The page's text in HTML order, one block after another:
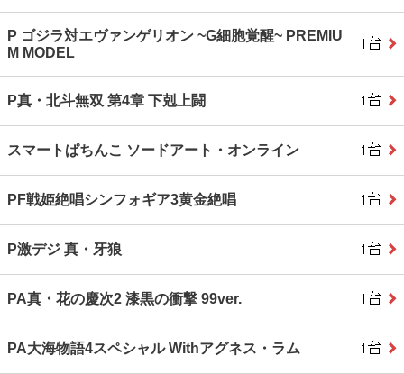
P ゴジラ対エヴァンゲリオン ~G細胞覚醒~ PREMIU
M MODEL
P真・北斗無双 第4章 下剋上闘
スマートぱちんこ ソードアート・オンライン
PF戦姫絶唱シンフォギア3黄金絶唱
P激デジ 真・牙狼
PA真・花の慶次2 漆黒の衝撃 99ver.
PA大海物語4スペシャル Withアグネス・ラム